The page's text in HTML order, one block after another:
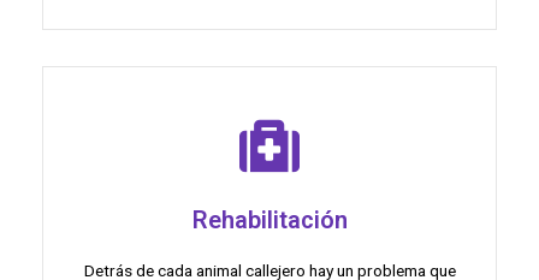
Rehabilitación
Detrás de cada animal callejero hay un problema que